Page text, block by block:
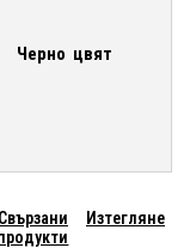
Черно цвят
Свързани
Изтегляне